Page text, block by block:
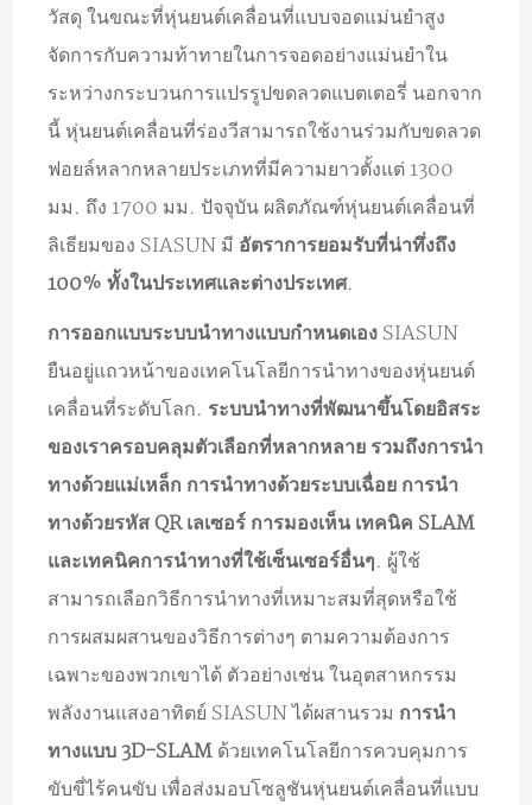
วัสดุ ในขณะที่หุ่นยนต์เคลื่อนที่แบบจอดแม่นยำสูง
จัดการกับความท้าทายในการจอดอย่างแม่นยำใน
ระหว่างกระบวนการแปรรูปขดลวดแบตเตอรี่ นอกจาก
นี้ หุ่นยนต์เคลื่อนที่ร่องวีสามารถใช้งานร่วมกับขดลวด
ฟอยล์หลากหลายประเภทที่มีความยาวตั้งแต่ 1300
มม. ถึง 1700 มม. ปัจจุบัน ผลิตภัณฑ์หุ่นยนต์เคลื่อนที่
ลิเธียมของ SIASUN มี อัตราการยอมรับที่น่าทึ่งถึง
100% ทั้งในประเทศและต่างประเทศ.
การออกแบบระบบนำทางแบบกำหนดเอง SIASUN
ยืนอยู่แถวหน้าของเทคโนโลยีการนำทางของหุ่นยนต์
เคลื่อนที่ระดับโลก. ระบบนำทางที่พัฒนาขึ้นโดยอิสระ
ของเราครอบคลุมตัวเลือกที่หลากหลาย รวมถึงการนำ
ทางด้วยแม่เหล็ก การนำทางด้วยระบบเฉื่อย การนำ
ทางด้วยรหัส QR เลเซอร์ การมองเห็น เทคนิค SLAM
และเทคนิคการนำทางที่ใช้เซ็นเซอร์อื่นๆ. ผู้ใช้
สามารถเลือกวิธีการนำทางที่เหมาะสมที่สุดหรือใช้
การผสมผสานของวิธีการต่างๆ ตามความต้องการ
เฉพาะของพวกเขาได้ ตัวอย่างเช่น ในอุตสาหกรรม
พลังงานแสงอาทิตย์ SIASUN ได้ผสานรวม การนำ
ทางแบบ 3D-SLAM ด้วยเทคโนโลยีการควบคุมการ
ขับขี่ไร้คนขับ เพื่อส่งมอบโซลูชันหุ่นยนต์เคลื่อนที่แบบ